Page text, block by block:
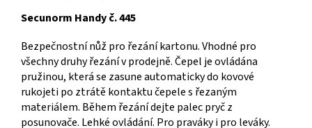
Secunorm Handy č. 445
Bezpečnostní nůž pro řezání kartonu. Vhodné pro
všechny druhy řezání v prodejně. Čepel je ovládána
pružinou, která se zasune automaticky do kovové
rukojeti po ztrátě kontaktu čepele s řezaným
materiálem. Během řezání dejte palec pryč z
posunovače. Lehké ovládání. Pro praváky i pro leváky.